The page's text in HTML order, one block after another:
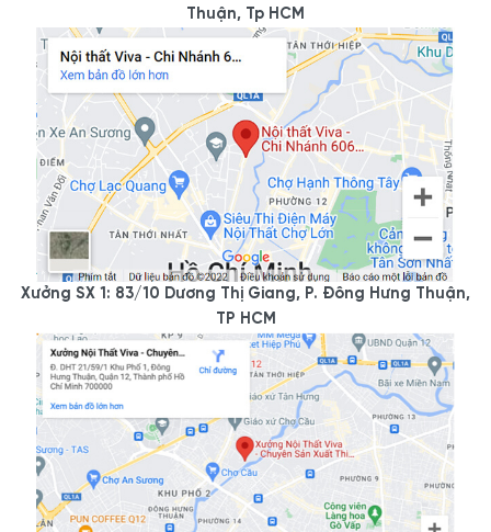
Thuận, Tp HCM
Xưởng SX 1: 83/10 Dương Thị Giang, P. Đông Hưng Thuận,
TP HCM